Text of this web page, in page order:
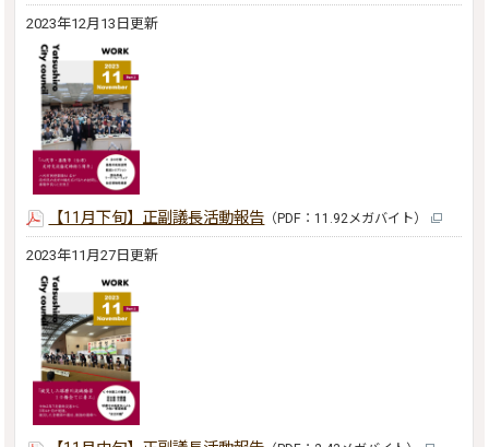
2023年12月13日更新
【11月下旬】正副議長活動報告 （PDF：11.92メガバイト）
2023年11月27日更新